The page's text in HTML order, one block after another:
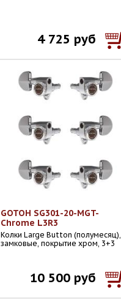
4 725 руб
GOTOH SG301-20-MGT-
Chrome L3R3
Колки Large Button (полумесяц),
замковые, покрытие хром, 3+3
10 500 руб